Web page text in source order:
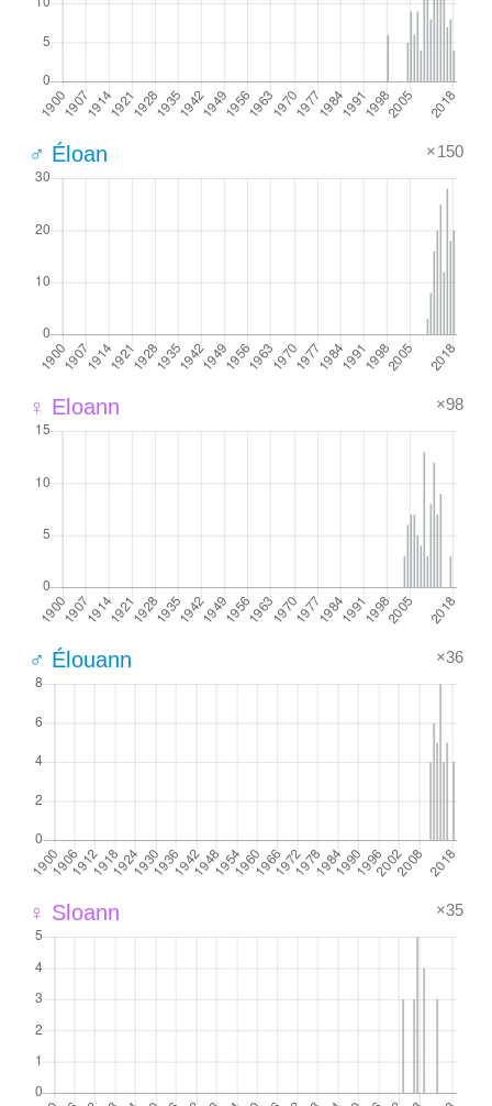
♂ Éloan ×150
♀ Eloann ×98
♂ Élouann ×36
♀ Sloann ×35